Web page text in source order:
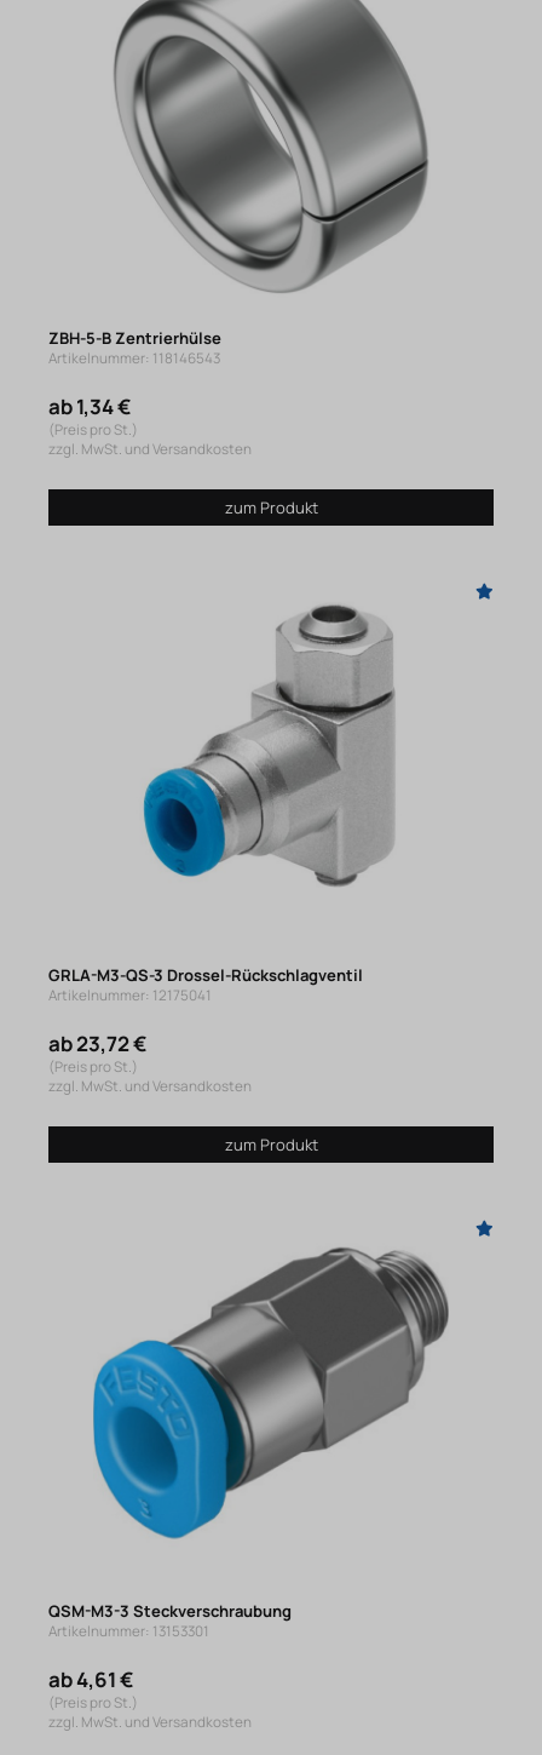
ZBH-5-B Zentrierhülse
Artikelnummer: 118146543
ab 1,34 €
(Preis pro St.)
zzgl. MwSt. und Versandkosten
zum Produkt
GRLA-M3-QS-3 Drossel-Rückschlagventil
Artikelnummer: 12175041
ab 23,72 €
(Preis pro St.)
zzgl. MwSt. und Versandkosten
zum Produkt
QSM-M3-3 Steckverschraubung
Artikelnummer: 13153301
ab 4,61 €
(Preis pro St.)
zzgl. MwSt. und Versandkosten